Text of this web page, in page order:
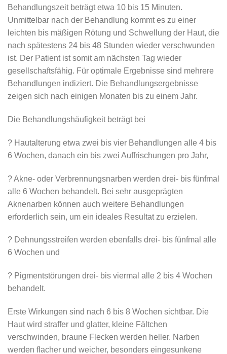
Behandlungszeit beträgt etwa 10 bis 15 Minuten.
Unmittelbar nach der Behandlung kommt es zu einer
leichten bis mäßigen Rötung und Schwellung der Haut, die
nach spätestens 24 bis 48 Stunden wieder verschwunden
ist. Der Patient ist somit am nächsten Tag wieder
gesellschaftsfähig. Für optimale Ergebnisse sind mehrere
Behandlungen indiziert. Die Behandlungsergebnisse
zeigen sich nach einigen Monaten bis zu einem Jahr.
Die Behandlungshäufigkeit beträgt bei
? Hautalterung etwa zwei bis vier Behandlungen alle 4 bis
6 Wochen, danach ein bis zwei Auffrischungen pro Jahr,
? Akne- oder Verbrennungsnarben werden drei- bis fünfmal
alle 6 Wochen behandelt. Bei sehr ausgeprägten
Aknenarben können auch weitere Behandlungen
erforderlich sein, um ein ideales Resultat zu erzielen.
? Dehnungsstreifen werden ebenfalls drei- bis fünfmal alle
6 Wochen und
? Pigmentstörungen drei- bis viermal alle 2 bis 4 Wochen
behandelt.
Erste Wirkungen sind nach 6 bis 8 Wochen sichtbar. Die
Haut wird straffer und glatter, kleine Fältchen
verschwinden, braune Flecken werden heller. Narben
werden flacher und weicher, besonders eingesunkene